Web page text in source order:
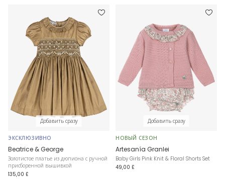
Добавить сразу
ЭКСКЛЮЗИВНО
Beatrice & George
Золотистое платье из дюпиона с ручной
присборенной вышивкой
135,00 £
Добавить сразу
НОВЫЙ СЕЗОН
Artesanía Granlei
Baby Girls Pink Knit & Floral Shorts Set
49,00 £